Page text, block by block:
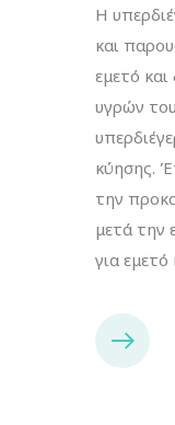
Η
και
εμετό
υγρών
κύησης.
την
μετά την
για